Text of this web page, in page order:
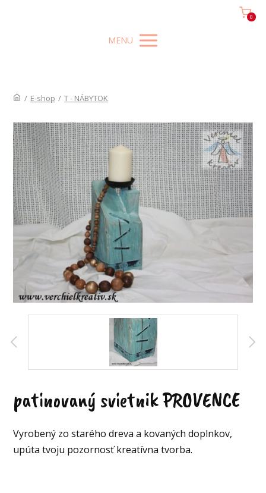
0
MENU
/ E-shop / T - NÁBYTOK
patinovaný svietnik PROVENCE
Vyrobený zo starého dreva a kovaných doplnkov,
upúta tvoju pozornosť kreatívna tvorba.